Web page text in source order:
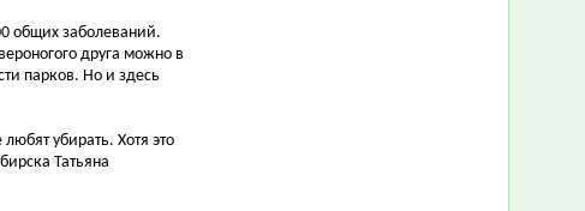
общих заболеваний.
друга можно в
парков. Но и здесь
убирать. Хотя это
Татьяна